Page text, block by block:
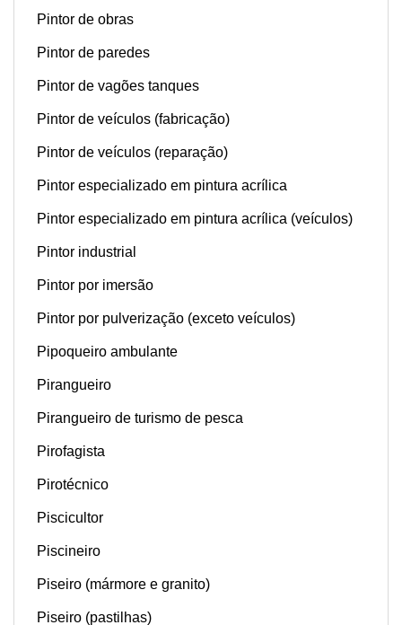
Pintor de obras
Pintor de paredes
Pintor de vagões tanques
Pintor de veículos (fabricação)
Pintor de veículos (reparação)
Pintor especializado em pintura acrílica
Pintor especializado em pintura acrílica (veículos)
Pintor industrial
Pintor por imersão
Pintor por pulverização (exceto veículos)
Pipoqueiro ambulante
Pirangueiro
Pirangueiro de turismo de pesca
Pirofagista
Pirotécnico
Piscicultor
Piscineiro
Piseiro (mármore e granito)
Piseiro (pastilhas)